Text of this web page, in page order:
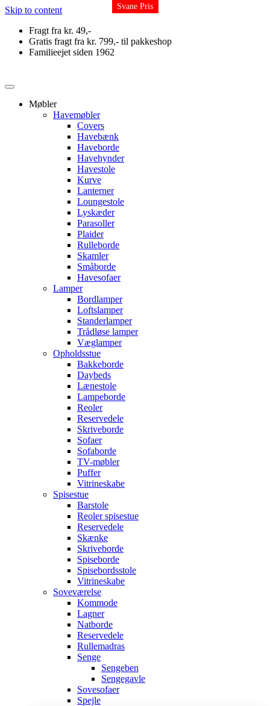
Skip to content
Fragt fra kr. 49,-
Gratis fragt fra kr. 799,- til pakkeshop
Familieejet siden 1962
Møbler
Havemøbler
Covers
Havebænk
Haveborde
Havehynder
Havestole
Kurve
Lanterner
Loungestole
Lyskæder
Parasoller
Plaider
Rulleborde
Skamler
Småborde
Havesofaer
Lamper
Bordlamper
Loftslamper
Standerlamper
Trådløse lamper
Væglamper
Opholdsstue
Bakkeborde
Daybeds
Lænestole
Lampeborde
Reoler
Reservedele
Skriveborde
Sofaer
Sofaborde
TV-møbler
Puffer
Vitrineskabe
Spisestue
Barstole
Reoler spisestue
Reservedele
Skænke
Skriveborde
Spiseborde
Spisebordsstole
Vitrineskabe
Soveværelse
Kommode
Lagner
Natborde
Reservedele
Rullemadras
Senge
Sengeben
Sengegavle
Sovesofaer
Spejle
Svane Pris
Svane Pris
Svane Pris
Svane Pris
Svane Pris
Svane Pris
Svane Pris